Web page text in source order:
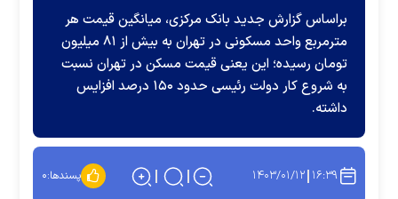
براساس گزارش جدید بانک مرکزی، میانگین قیمت هر
مترمربع واحد مسکونی در تهران به بیش از ۸۱ میلیون
تومان رسیده؛ این یعنی قیمت مسکن در تهران نسبت
به شروع کار دولت رئیسی حدود ۱۵۰ درصد افزایس
داشته.
۱۶:۳۹ ۱۴۰۳/۰۱/۱۲ پسندها:۰